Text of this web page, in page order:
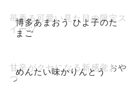
博多あまおう ひよ子のた
まご
苺香る可愛い見た目の限定ス
イーツ
めんたい味かりんとう
甘辛がクセになる新感覚おや
つ